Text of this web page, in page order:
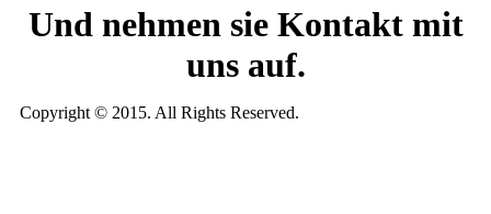
Und nehmen sie Kontakt mit
uns auf.
Copyright © 2015. All Rights Reserved.